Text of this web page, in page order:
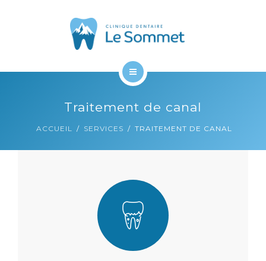
Traitement de canal
ACCUEIL SERVICES TRAITEMENT DE CANAL